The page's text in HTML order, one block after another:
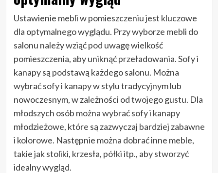
Ustawienie mebli w pomieszczeniu jest kluczowe
dla optymalnego wyglądu. Przy wyborze mebli do
salonu należy wziąć pod uwagę wielkość
pomieszczenia, aby uniknąć przeładowania. Sofy i
kanapy są podstawą każdego salonu. Można
wybrać sofy i kanapy w stylu tradycyjnym lub
nowoczesnym, w zależności od twojego gustu. Dla
młodszych osób można wybrać sofy i kanapy
młodzieżowe, które są zazwyczaj bardziej zabawne
i kolorowe. Następnie można dobrać inne meble,
takie jak stoliki, krzesła, półki itp., aby stworzyć
idealny wygląd.